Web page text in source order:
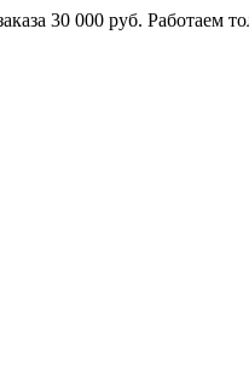
30 000 руб. Работаем